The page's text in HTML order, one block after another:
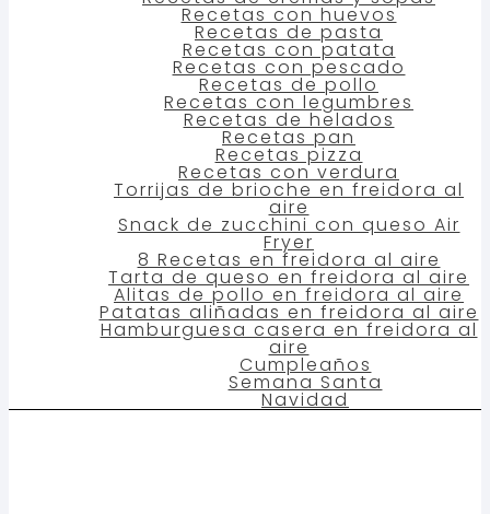
Recetas con huevos
Recetas de pasta
Recetas con patata
Recetas con pescado
Recetas de pollo
Recetas con legumbres
Recetas de helados
Recetas pan
Recetas pizza
Recetas con verdura
Torrijas de brioche en freidora al
aire
Snack de zucchini con queso Air
Fryer
8 Recetas en freidora al aire
Tarta de queso en freidora al aire
Alitas de pollo en freidora al aire
Patatas aliñadas en freidora al aire
Hamburguesa casera en freidora al
aire
Cumpleaños
Semana Santa
Navidad